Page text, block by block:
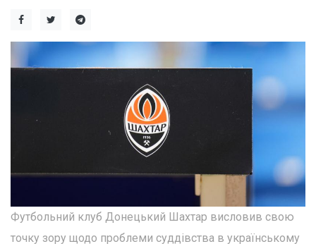
Футбольний клуб Донецький Шахтар висловив свою
точку зору щодо проблеми суддівства в українському